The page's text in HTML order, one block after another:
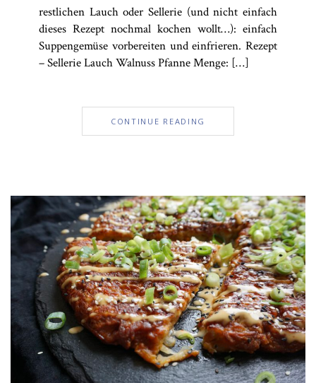
restlichen Lauch oder Sellerie (und nicht einfach
dieses Rezept nochmal kochen wollt…): einfach
Suppengemüse vorbereiten und einfrieren. Rezept
– Sellerie Lauch Walnuss Pfanne Menge: […]
CONTINUE READING